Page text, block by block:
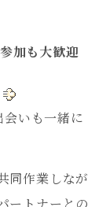
加も大歓迎
会いも一緒に
同作業しなが